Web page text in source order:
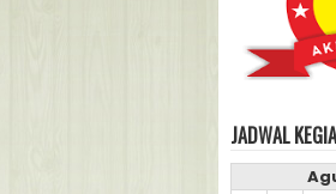
JADWAL